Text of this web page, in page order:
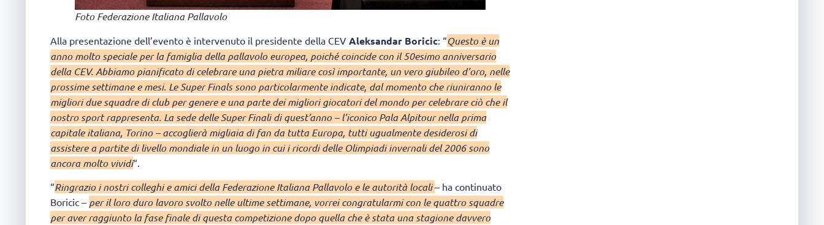
Foto Federazione Italiana Pallavolo
Alla presentazione dell’evento è intervenuto il presidente della CEV Aleksandar Boricic: “Questo è un
anno molto speciale per la famiglia della pallavolo europea, poiché coincide con il 50esimo anniversario
della CEV. Abbiamo pianificato di celebrare una pietra miliare così importante, un vero giubileo d’oro, nelle
prossime settimane e mesi. Le Super Finals sono particolarmente indicate, dal momento che riuniranno le
migliori due squadre di club per genere e una parte dei migliori giocatori del mondo per celebrare ciò che il
nostro sport rappresenta. La sede delle Super Finali di quest’anno – l’iconico Pala Alpitour nella prima
capitale italiana, Torino – accoglierà migliaia di fan da tutta Europa, tutti ugualmente desiderosi di
assistere a partite di livello mondiale in un luogo in cui i ricordi delle Olimpiadi invernali del 2006 sono
ancora molto vividi“.
“Ringrazio i nostri colleghi e amici della Federazione Italiana Pallavolo e le autorità locali– ha continuato
Boricic – per il loro duro lavoro svolto nelle ultime settimane, vorrei congratularmi con le quattro squadre
per aver raggiunto la fase finale di questa competizione dopo quella che è stata una stagione davvero